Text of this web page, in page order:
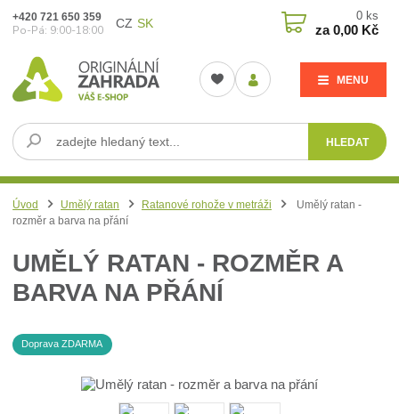
CZ SK
MENU
HLEDAT
+420 721 650 359
Po-Pá: 9:00-18:00
0 ks
za0,00 Kč
Úvod Umělý ratan Ratanové rohože v metráži
Umělý ratan -
rozměr a barva na přání
UMĚLÝ RATAN - ROZMĚR A
BARVA NA PŘÁNÍ
Doprava ZDARMA